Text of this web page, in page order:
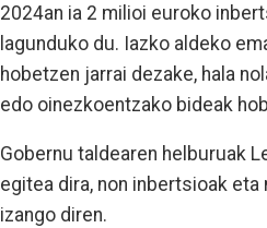
2024an ia 2 milioi euroko
lagunduko du. Iazko aldeko
hobetzen jarrai dezake, hala
edo oinezkoentzako bideak
Gobernu taldearen helburuak
egitea dira, non inbertsioak
izango diren.